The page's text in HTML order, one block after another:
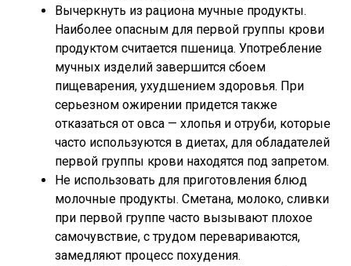
Вычеркнуть из рациона мучные продукты.
Наиболее опасным для первой группы крови
продуктом считается пшеница. Употребление
мучных изделий завершится сбоем
пищеварения, ухудшением здоровья. При
серьезном ожирении придется также
отказаться от овса — хлопья и отруби, которые
часто используются в диетах, для обладателей
первой группы крови находятся под запретом.
Не использовать для приготовления блюд
молочные продукты. Сметана, молоко, сливки
при первой группе часто вызывают плохое
самочувствие, с трудом перевариваются,
замедляют процесс похудения.